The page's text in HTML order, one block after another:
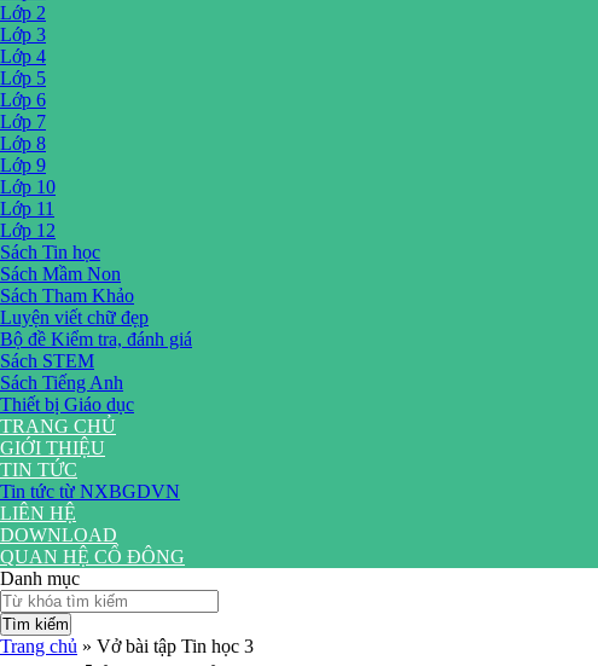
Lớp 2
Lớp 3
Lớp 4
Lớp 5
Lớp 6
Lớp 7
Lớp 8
Lớp 9
Lớp 10
Lớp 11
Lớp 12
Sách Tin học
Sách Mầm Non
Sách Tham Khảo
Luyện viết chữ đẹp
Bộ đề Kiểm tra, đánh giá
Sách STEM
Sách Tiếng Anh
Thiết bị Giáo dục
TRANG CHỦ
GIỚI THIỆU
TIN TỨC
Tin tức từ NXBGDVN
LIÊN HỆ
DOWNLOAD
QUAN HỆ CỔ ĐÔNG
Danh mục
Tìm kiếm
Trang chủ » Vở bài tập Tin học 3